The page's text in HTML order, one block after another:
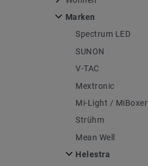
Marken
Spectrum LED
SUNON
V-TAC
Mextronic
Mi-Light / MiBoxer
Strühm
Mean Well
Helestra